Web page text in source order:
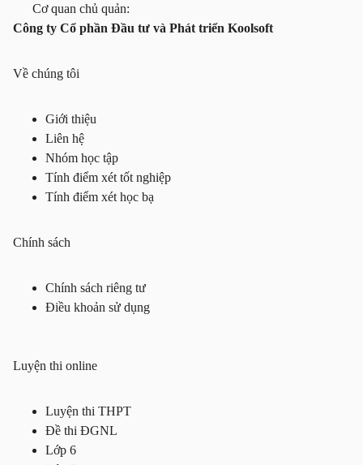
Cơ quan chủ quản:
Công ty Cổ phần Đầu tư và Phát triển Koolsoft
Về chúng tôi
Giới thiệu
Liên hệ
Nhóm học tập
Tính điểm xét tốt nghiệp
Tính điểm xét học bạ
Chính sách
Chính sách riêng tư
Điều khoản sử dụng
Luyện thi online
Luyện thi THPT
Đề thi ĐGNL
Lớp 6